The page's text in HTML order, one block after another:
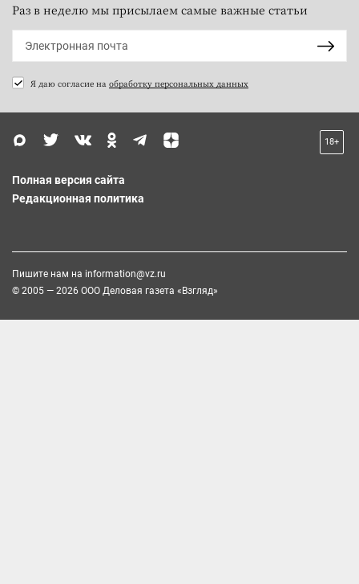
Раз в неделю мы присылаем самые важные статьи
Я даю согласие на обработку персональных данных
18+
Полная версия сайта
Редакционная политика
Пишите нам на information@vz.ru
© 2005 — 2026 ООО Деловая газета «Взгляд»